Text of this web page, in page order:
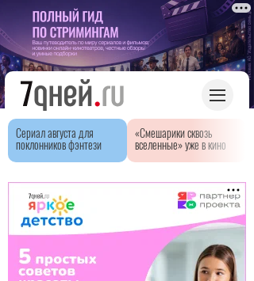
Сериал августа для
поклонников фэнтези
«Смешарики сквозь
вселенные» уже в кино